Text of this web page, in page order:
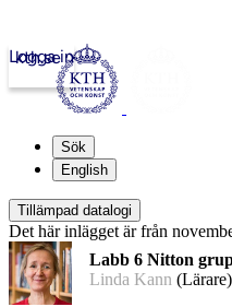
kth.se
Logga in
Sök
English
Tillämpad datalogi
Det här inlägget är från
Labb 6 Nitton
Linda Kann